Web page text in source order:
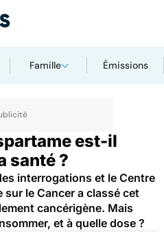
Famille Émissions
est-il
santé ?
interrogations et le Centre
sur le Cancer a classé cet
cancérigène. Mais
et à quelle dose ?